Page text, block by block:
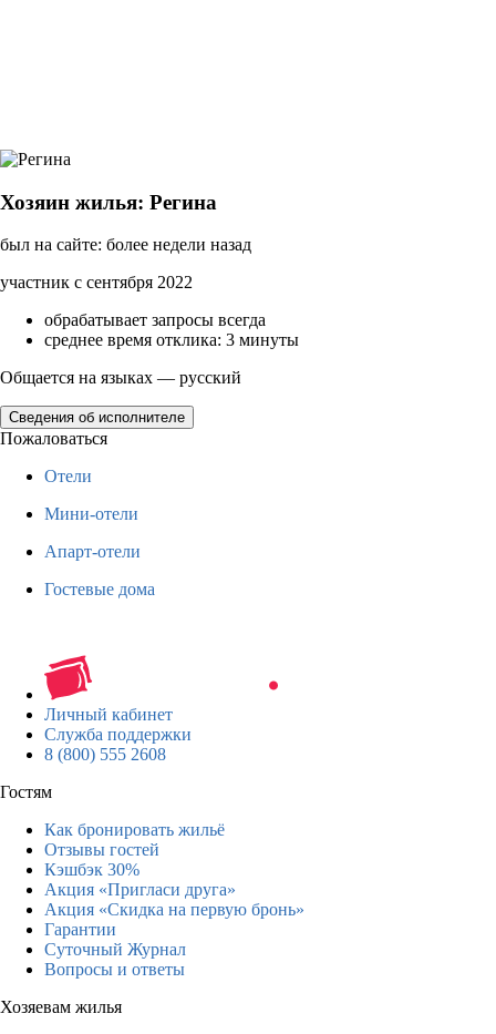
Хозяин жилья: Регина
был на сайте: более недели назад
участник с сентября 2022
обрабатывает запросы всегда
среднее время отклика: 3 минуты
Общается на языках — русский
Сведения об исполнителе
Пожаловаться
Отели
Мини-отели
Апарт-отели
Гостевые дома
Личный кабинет
Служба поддержки
8 (800) 555 2608
Гостям
Как бронировать жильё
Отзывы гостей
Кэшбэк 30%
Акция «Пригласи друга»
Акция «Скидка на первую бронь»
Гарантии
Суточный Журнал
Вопросы и ответы
Хозяевам жилья